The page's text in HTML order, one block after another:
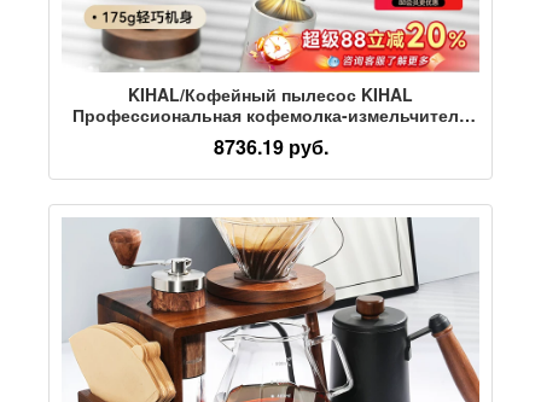
KIHAL/Кофейный пылесос KIHAL
Профессиональная кофемолка-измельчитель
для порошковой чистки настольных
компьютеров Небольшой портативный Новый
продукт
8736.19 руб.